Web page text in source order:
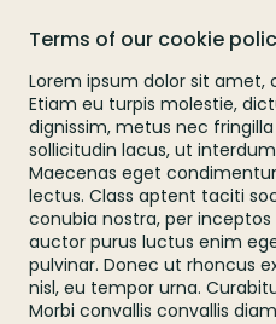
Terms of our cookie
Lorem ipsum dolor sit amet,
Etiam eu turpis molestie,
dignissim, metus nec
sollicitudin lacus, ut
Maecenas eget
lectus. Class aptent taciti
conubia nostra, per
auctor purus luctus enim
pulvinar. Donec ut rhoncus
nisl, eu tempor urna.
Morbi convallis convallis